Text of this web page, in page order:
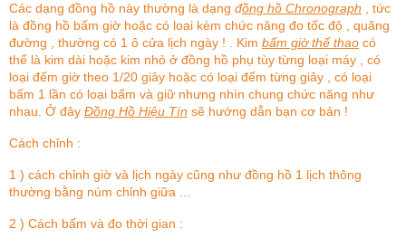
Các dạng đồng hồ này thường là dạng đồng hồ Chronograph , tức
là đồng hồ bấm giờ hoặc có loai kèm chức năng đo tốc độ , quãng
đường , thường có 1 ô cửa lịch ngày ! . Kim bấm giờ thể thao có
thể là kim dài hoặc kim nhỏ ở đồng hồ phụ tùy từng loại máy , có
loại đếm giờ theo 1/20 giây hoặc có loại đếm từng giây , có loại
bấm 1 lần có loại bấm và giữ nhưng nhìn chung chức năng như
nhau. Ở đây Đồng Hồ Hiệu Tín sẽ hướng dẫn bạn cơ bản !
Cách chỉnh :
1 ) cách chỉnh giờ và lịch ngày cũng như đồng hồ 1 lịch thông
thường bằng núm chỉnh giữa ...
2 ) Cách bấm và đo thời gian :